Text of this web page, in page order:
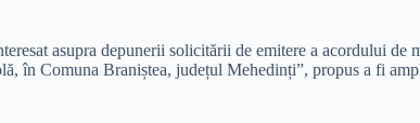
asupra depunerii solicitării de emitere a acordului de
în Comuna Braniștea, județul Mehedinți”, propus a fi